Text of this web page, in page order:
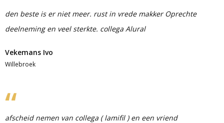
den beste is er niet meer. rust in vrede makker Oprechte
deelneming en veel sterkte. collega Alural
Vekemans Ivo
Willebroek
afscheid nemen van collega ( lamifil ) en een vriend